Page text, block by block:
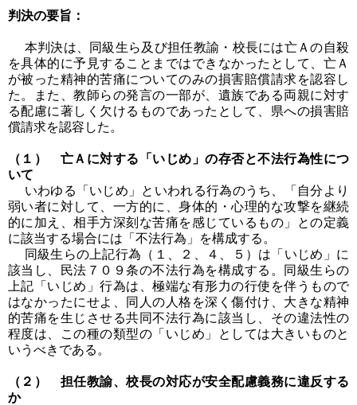
判決の要旨：
本判決は、同級生ら及び担任教諭・校長には亡Ａの自殺
を具体的に予見することまではできなかったとして、亡Ａ
が被った精神的苦痛についてのみの損害賠償請求を認容し
た。また、教師らの発言の一部が、遺族である両親に対す
る配慮に著しく欠けるものであったとして、県への損害賠
償請求を認容した。
（１） 亡Ａに対する「いじめ」の存否と不法行為性につ
いて
いわゆる「いじめ」といわれる行為のうち、「自分より
弱い者に対して、一方的に、身体的・心理的な攻撃を継続
的に加え、相手方深刻な苦痛を感じているもの」との定義
に該当する場合には「不法行為」を構成する。
同級生らの上記行為（１、２、４、５）は「いじめ」に
該当し、民法７０９条の不法行為を構成する。同級生らの
上記「いじめ」行為は、極端な有形力の行使を伴うもので
はなかったにせよ、同人の人格を深く傷付け、大きな精神
的苦痛を生じさせる共同不法行為に該当し、その違法性の
程度は、この種の類型の「いじめ」としては大きいものと
いうべきである。
（２） 担任教諭、校長の対応が安全配慮義務に違反する
か